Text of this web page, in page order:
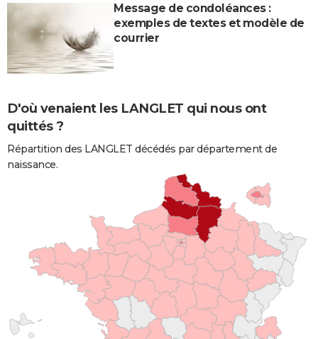
Message de condoléances :
exemples de textes et modèle de
courrier
D'où venaient les LANGLET qui nous ont
quittés ?
Répartition des LANGLET décédés par département de
naissance.